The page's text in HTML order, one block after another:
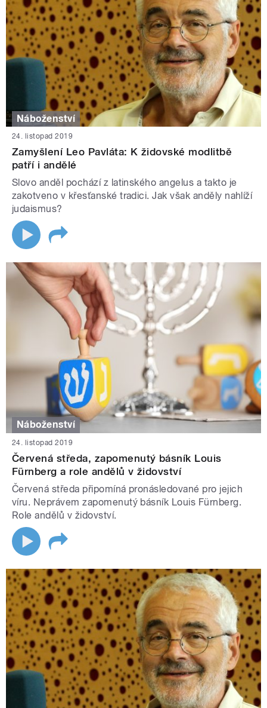
Náboženství
24. listopad 2019
Zamyšlení Leo Pavláta: K židovské modlitbě
patří i andělé
Slovo anděl pochází z latinského angelus a takto je
zakotveno v křesťanské tradici. Jak však anděly nahlíží
judaismus?
Náboženství
24. listopad 2019
Červená středa, zapomenutý básník Louis
Fürnberg a role andělů v židovství
Červená středa připomíná pronásledované pro jejich
víru. Neprávem zapomenutý básník Louis Fürnberg.
Role andělů v židovství.